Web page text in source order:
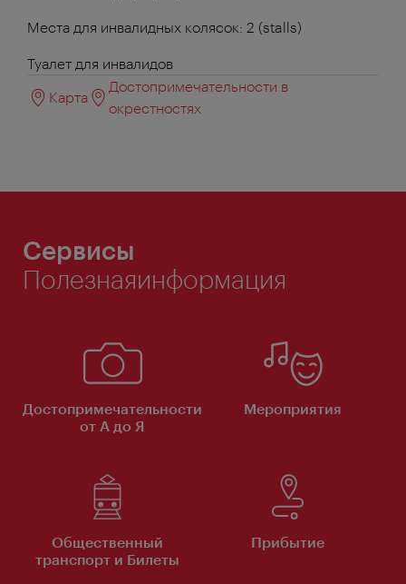
Места для инвалидных колясок: 2 (stalls)
Туалет для инвалидов
Карта
Достопримечательности в
окрестностях
Сервисы
Полезнаяинформация
Достопримечательности
от А до Я
Мероприятия
Общественный
транспорт и Билеты
Прибытие